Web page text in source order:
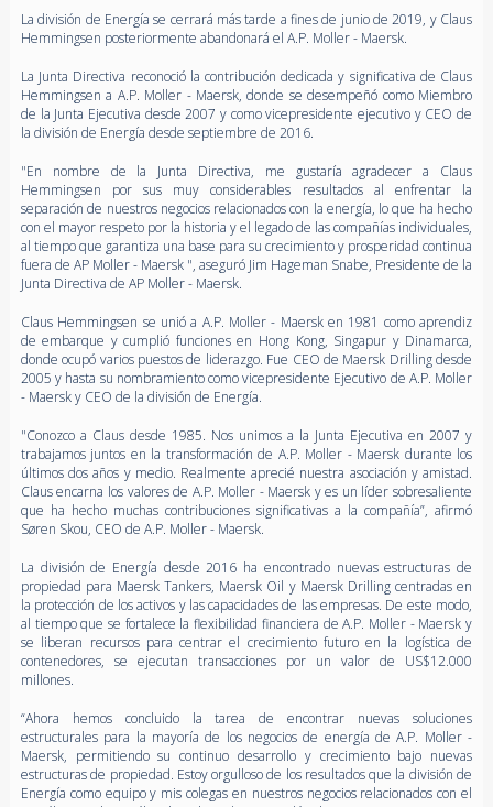
La división de Energía se cerrará más tarde a fines de junio de 2019, y Claus
Hemmingsen posteriormente abandonará el A.P. Moller - Maersk.
La Junta Directiva reconoció la contribución dedicada y significativa de Claus
Hemmingsen a A.P. Moller - Maersk, donde se desempeñó como Miembro
de la Junta Ejecutiva desde 2007 y como vicepresidente ejecutivo y CEO de
la división de Energía desde septiembre de 2016.
"En nombre de la Junta Directiva, me gustaría agradecer a Claus
Hemmingsen por sus muy considerables resultados al enfrentar la
separación de nuestros negocios relacionados con la energía, lo que ha hecho
con el mayor respeto por la historia y el legado de las compañías individuales,
al tiempo que garantiza una base para su crecimiento y prosperidad continua
fuera de AP Moller - Maersk ", aseguró Jim Hageman Snabe, Presidente de la
Junta Directiva de AP Moller - Maersk.
Claus Hemmingsen se unió a A.P. Moller - Maersk en 1981 como aprendiz
de embarque y cumplió funciones en Hong Kong, Singapur y Dinamarca,
donde ocupó varios puestos de liderazgo. Fue CEO de Maersk Drilling desde
2005 y hasta su nombramiento como vicepresidente Ejecutivo de A.P. Moller
- Maersk y CEO de la división de Energía.
"Conozco a Claus desde 1985. Nos unimos a la Junta Ejecutiva en 2007 y
trabajamos juntos en la transformación de A.P. Moller - Maersk durante los
últimos dos años y medio. Realmente aprecié nuestra asociación y amistad.
Claus encarna los valores de A.P. Moller - Maersk y es un líder sobresaliente
que ha hecho muchas contribuciones significativas a la compañía”, afirmó
Søren Skou, CEO de A.P. Moller - Maersk.
La división de Energía desde 2016 ha encontrado nuevas estructuras de
propiedad para Maersk Tankers, Maersk Oil y Maersk Drilling centradas en
la protección de los activos y las capacidades de las empresas. De este modo,
al tiempo que se fortalece la flexibilidad financiera de A.P. Moller - Maersk y
se liberan recursos para centrar el crecimiento futuro en la logística de
contenedores, se ejecutan transacciones por un valor de US$12.000
millones.
“Ahora hemos concluido la tarea de encontrar nuevas soluciones
estructurales para la mayoría de los negocios de energía de A.P. Moller -
Maersk, permitiendo su continuo desarrollo y crecimiento bajo nuevas
estructuras de propiedad. Estoy orgulloso de los resultados que la división de
Energía como equipo y mis colegas en nuestros negocios relacionados con el